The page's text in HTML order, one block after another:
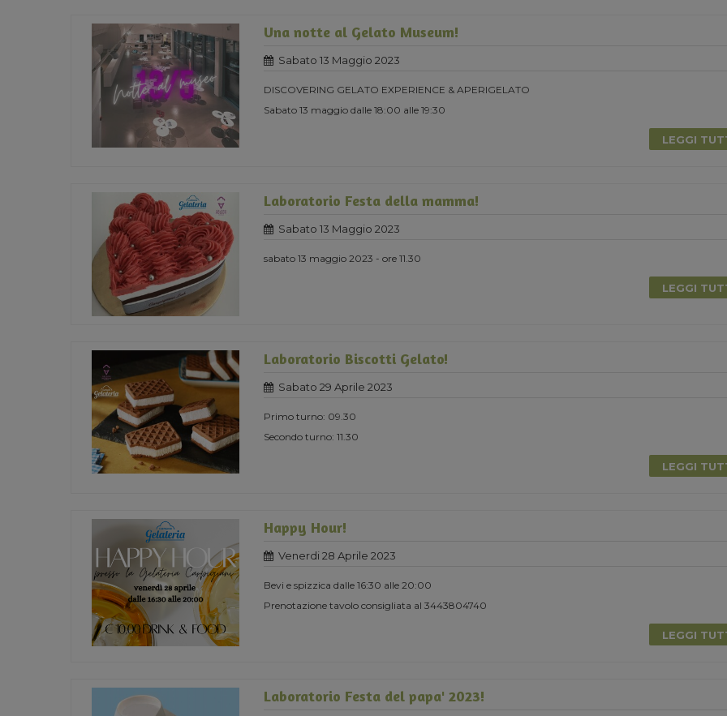
Una notte al Gelato Museum!
Sabato 13 Maggio 2023
DISCOVERING GELATO EXPERIENCE & APERIGELATO
Sabato 13 maggio dalle 18:00 alle 19:30
LEGGI
Laboratorio Festa della mamma!
Sabato 13 Maggio 2023
sabato 13 maggio 2023 - ore 11.30
LEGGI
Laboratorio Biscotti Gelato!
Sabato 29 Aprile 2023
Primo turno: 09.30
Secondo turno: 11.30
LEGGI
Happy Hour!
Venerdi 28 Aprile 2023
Bevi e spizzica dalle 16:30 alle 20:00
Prenotazione tavolo consigliata al 3443804740
LEGGI
Laboratorio Festa del papa' 2023!